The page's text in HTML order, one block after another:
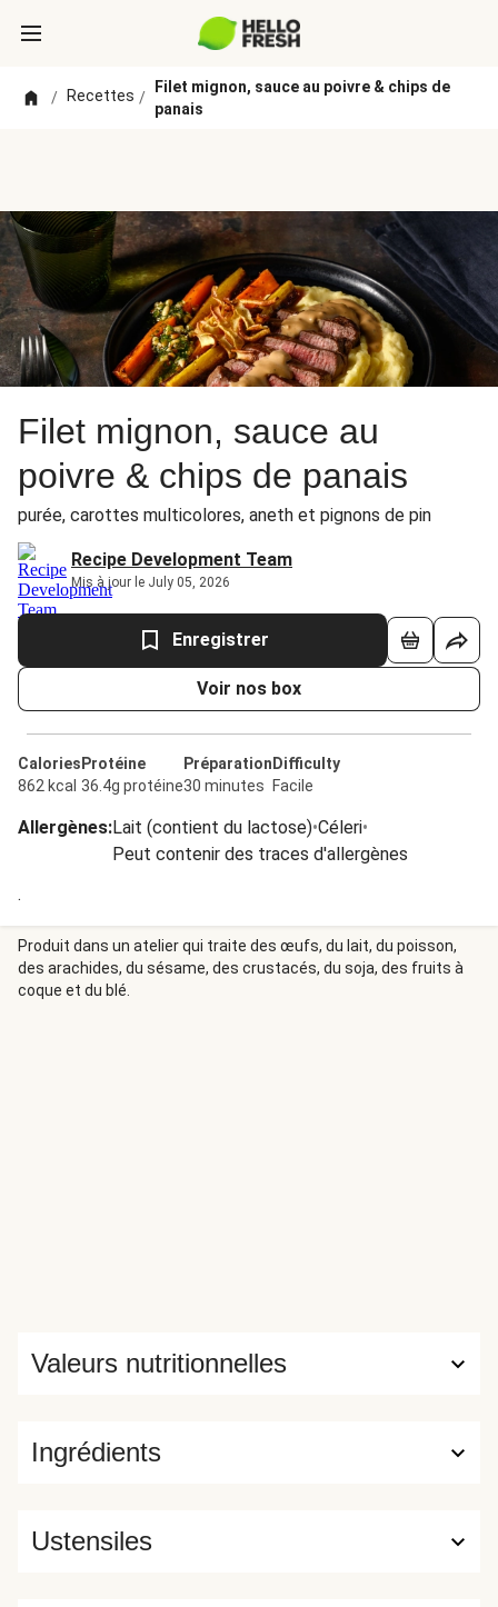
/ Recettes /
Filet mignon, sauce au poivre & chips de
panais
Filet mignon, sauce au
poivre & chips de panais
purée, carottes multicolores, aneth et pignons de pin
Recipe Development Team
Mis à jour le July 05, 2026
Enregistrer
Voir nos box
Calories
862 kcal
Protéine
36.4g protéine
Préparation
30 minutes
Difficulty
Facile
Allergènes:Lait (contient du lactose)•Céleri•
Peut contenir des traces d'allergènes
.
Produit dans un atelier qui traite des œufs, du lait, du poisson,
des arachides, du sésame, des crustacés, du soja, des fruits à
coque et du blé.
Ingrédients
Valeurs nutritionnelles
Ustensiles